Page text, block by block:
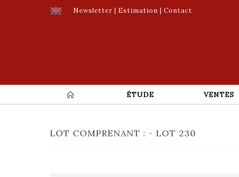
Newsletter | Estimation | Contact
ÉTUDE VENTES
LOT COMPRENANT : - LOT 230